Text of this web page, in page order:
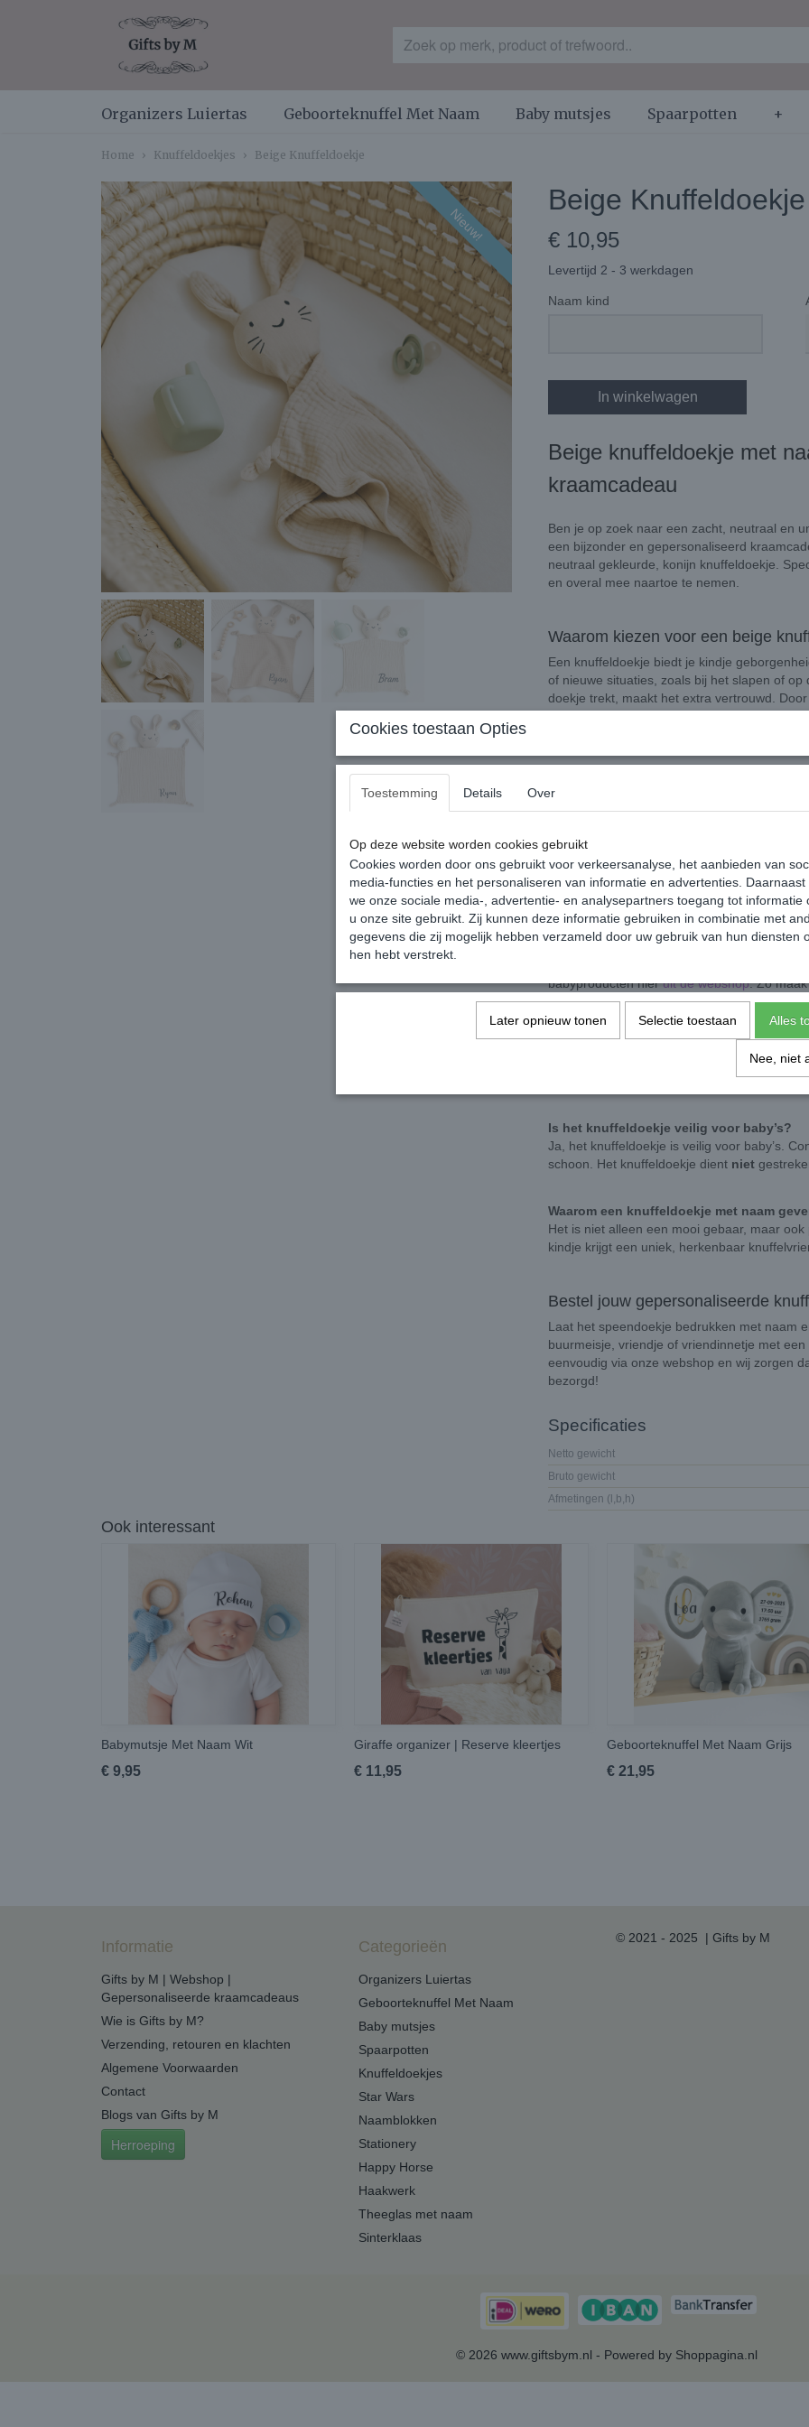
Organizers Luiertas Geboorteknuffel Met Naam Baby mutsjes Spaarpotten +
Home › Knuffeldoekjes › Beige Knuffeldoekje
Nieuw!
Beige Knuffeldoekje
€ 10,95
Levertijd 2 - 3 werkdagen
Naam kind
In winkelwagen
Beige knuffeldoekje met
kraamcadeau
Ben je op zoek naar een zacht, neutraal en
een bijzonder en gepersonaliseerd
neutraal gekleurde, konijn knuffeldoekje.
en overal mee naartoe te nemen.
Waarom kiezen voor een beige
Een knuffeldoekje biedt je kindje
of nieuwe situaties, zoals bij het slapen of
doekje trekt, maakt het extra vertrouwd.
van je kindje, wordt het nóg specialer. Het
Bijzonder zacht en praktisch
Dit speendoekje is gemaakt van zachte
30 x 30 cm en heeft een lieve
je kindje het doekje makkelijk vasthouden.
ideaal om mee te slapen of als troost.
Een origineel en geliefd
Een beige knuffeldoekje met naam is een
valt. Het is zowel praktisch als persoonlijk.
babyproducten hieruit de webshop. Zo
Veelgestelde vragen over het
Vanaf welke leeftijd is een knuffeldoekje
Een knuffeldoekje is geschikt vanaf de
Is het knuffeldoekje veilig voor baby’s?
Ja, het knuffeldoekje is veilig voor baby’s.
schoon. Het knuffeldoekje dient niet
Waarom een knuffeldoekje met naam
Het is niet alleen een mooi gebaar, maar
kindje krijgt een uniek, herkenbaar
Bestel jouw gepersonaliseerde
Laat het speendoekje bedrukken met naam
buurmeisje, vriendje of vriendinnetje met
eenvoudig via onze webshop en wij zorgen
bezorgd!
Specificaties
Netto gewicht
Bruto gewicht
Afmetingen (l,b,h)
Ook interessant
Babymutsje Met Naam Wit
€ 9,95
Giraffe organizer | Reserve kleertjes
€ 11,95
Geboorteknuffel Met Naam Grijs
€ 21,95
Informatie
Gifts by M | Webshop |
Gepersonaliseerde kraamcadeaus
Wie is Gifts by M?
Verzending, retouren en klachten
Algemene Voorwaarden
Contact
Blogs van Gifts by M
Herroeping
Categorieën
Organizers Luiertas
Geboorteknuffel Met Naam
Baby mutsjes
Spaarpotten
Knuffeldoekjes
Star Wars
Naamblokken
Stationery
Happy Horse
Haakwerk
Theeglas met naam
Sinterklaas
© 2021 - 2025 | Gifts by M
© 2026 www.giftsbym.nl - Powered by Shoppagina.nl
Cookies toestaan Opties
Toestemming Details Over
Op deze website worden cookies gebruikt
Cookies worden door ons gebruikt voor verkeersanalyse, het aanbieden van
media-functies en het personaliseren van informatie en advertenties. Daarnaast
we onze sociale media-, advertentie- en analysepartners toegang tot informatie
u onze site gebruikt. Zij kunnen deze informatie gebruiken in combinatie met
gegevens die zij mogelijk hebben verzameld door uw gebruik van hun diensten
hen hebt verstrekt.
Later opnieuw tonen Selectie toestaan Alles
Nee, niet